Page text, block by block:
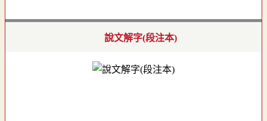
說文解字(段注本)